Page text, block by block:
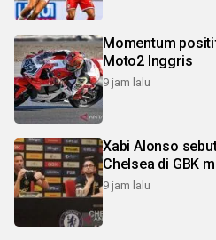
Momentum
Moto2 Inggris
9 jam lalu
Xabi Alonso
Chelsea di GBK
9 jam lalu